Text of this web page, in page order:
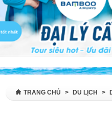
TRANG CHỦ > DU LỊCH >